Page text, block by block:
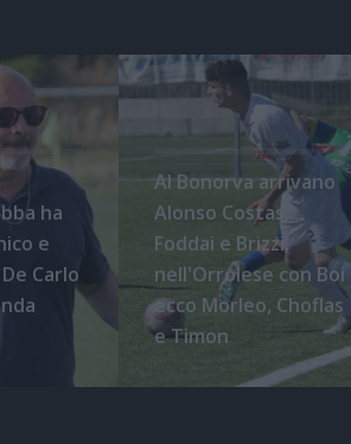
ha
e
Carlo
Al Bonorva arrivano
Alonso Costas,
Foddai e Brizzi,
nell'Orrolese con Boi
ecco Morleo, Choflas
e Timon